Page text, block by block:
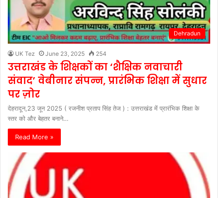
Dehradun
UK Tez June 23, 2025 254
उत्तराखंड के शिक्षकों का ‘शैक्षिक नवाचारी
संवाद’ वेबीनार संपन्न, प्रारंभिक शिक्षा में सुधार
पर ज़ोर
देहरादून,23 जून 2025 ( रजनीश प्रताप सिंह तेज ) : उत्तराखंड में प्रारंभिक शिक्षा के
स्तर को और बेहतर बनाने…
Read More »